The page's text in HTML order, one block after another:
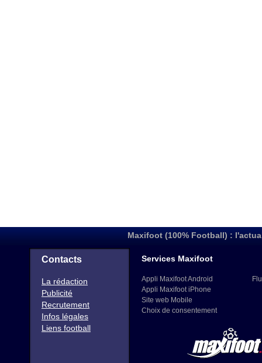
Maxifoot (100% Football) :
Contacts
La rédaction
Publicité
Recrutement
Infos légales
Liens football
Services Maxifoot
Appli Maxifoot Android
Appli Maxifoot iPhone
Site web Mobile
Choix de consentement